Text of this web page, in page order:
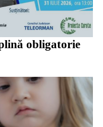
obligatorie